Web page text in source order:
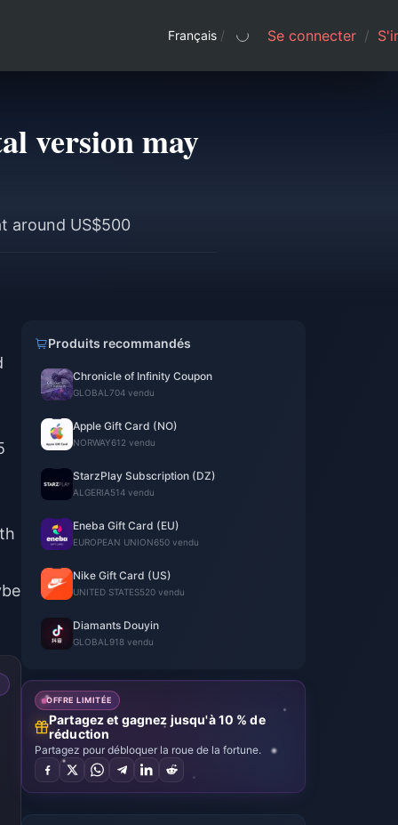
Français / Se connecter /
version may
around US$500
Produits recommandés
Chronicle of Infinity Coupon
GLOBAL 704 vendu
Apple Gift Card (NO)
NORWAY612 vendu
StarzPlay Subscription (DZ)
ALGERIA514 vendu
Eneba Gift Card (EU)
EUROPEAN UNION650 vendu
Nike Gift Card (US)
UNITED STATES520 vendu
Diamants Douyin
GLOBAL 918 vendu
OFFRE LIMITÉE
Partagez et gagnez jusqu'à 10 % de
réduction
Partagez pour débloquer la roue de la fortune.